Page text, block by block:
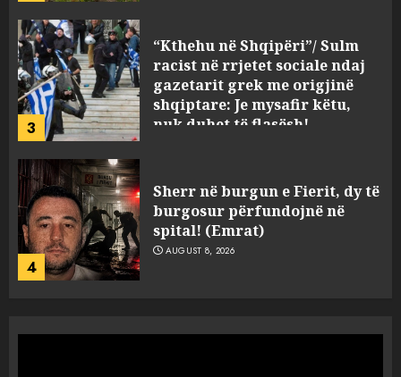
4
Sherr në burgun e Fierit, dy të
burgosur përfundojnë në
spital! (Emrat)
AUGUST 8, 2026
5
Tentoi të vriste me armë
zjarri një 38-vjeçar/ Kapet në
flagrancë autori i dyshuar në
Kavajë! (Emrat)